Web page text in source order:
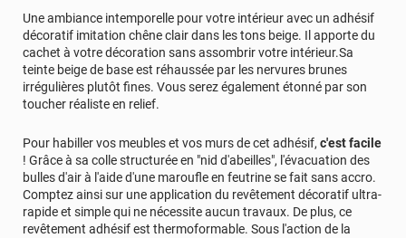
Une ambiance intemporelle pour votre intérieur avec un adhésif
décoratif imitation chêne clair dans les tons beige. Il apporte du
cachet à votre décoration sans assombrir votre intérieur.Sa
teinte beige de base est réhaussée par les nervures brunes
irrégulières plutôt fines. Vous serez également étonné par son
toucher réaliste en relief.
Pour habiller vos meubles et vos murs de cet adhésif, c'est facile
! Grâce à sa colle structurée en "nid d'abeilles", l'évacuation des
bulles d'air à l'aide d'une maroufle en feutrine se fait sans accro.
Comptez ainsi sur une application du revêtement décoratif ultra-
rapide et simple qui ne nécessite aucun travaux. De plus, ce
revêtement adhésif est thermoformable. Sous l'action de la